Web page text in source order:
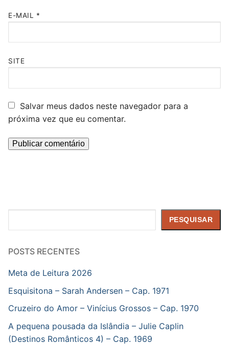
E-MAIL *
SITE
Salvar meus dados neste navegador para a
próxima vez que eu comentar.
PESQUISAR
POSTS RECENTES
Meta de Leitura 2026
Esquisitona – Sarah Andersen – Cap. 1971
Cruzeiro do Amor – Vinícius Grossos – Cap. 1970
A pequena pousada da Islândia – Julie Caplin
(Destinos Românticos 4) – Cap. 1969